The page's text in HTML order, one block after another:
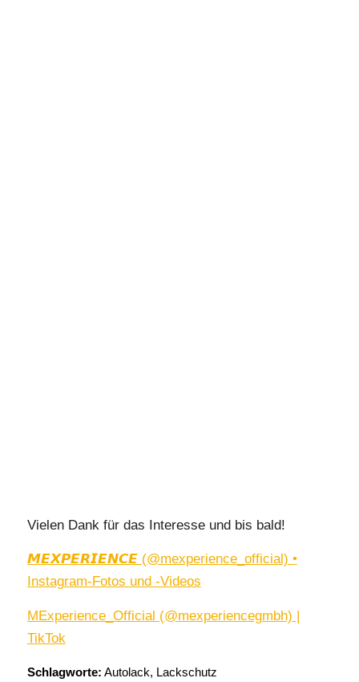
Vielen Dank für das Interesse und bis bald!
𝙈𝙀𝙓𝙋𝙀𝙍𝙄𝙀𝙉𝘾𝙀 (@mexperience_official) •
Instagram-Fotos und -Videos
MExperience_Official (@mexperiencegmbh) |
TikTok
Schlagworte: Autolack, Lackschutz